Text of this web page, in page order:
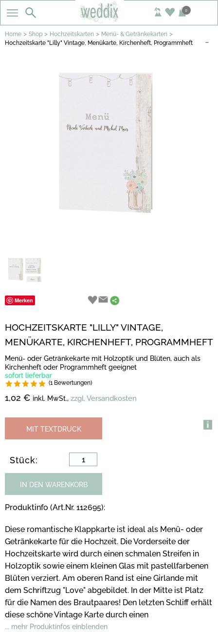
0
Home > Shop > Hochzeitskarten > Menü- & Getränkekarten >
Hochzeitskarte "Lilly" Vintage, Menükarte, Kirchenheft, Programmheft …
Merken
HOCHZEITSKARTE "LILLY" VINTAGE,
MENÜKARTE, KIRCHENHEFT, PROGRAMMHEFT
Menü- oder Getränkekarte mit Holzoptik und Blüten, auch als
Kirchenheft oder Programmheft geeignet
sofort lieferbar
(1 Bewertungen)
1,02 € inkl. MwSt., zzgl. Versandkosten
MIT TEXTDRUCK
Stück:
IN DEN WARENKORB
Produktinfo (Art.Nr. 112695):
Diese romantische Klappkarte ist ideal als Menü- oder
Getränkekarte für die Hochzeit. Die Vorderseite der
Hochzeitskarte wird durch einen schmalen Streifen in
Holzoptik sowie einem kleinen Glas mit pastellfarbenen
Blüten verziert. Am oberen Rand ist eine Girlande mit
dem Schriftzug "Love" abgebildet. In der Mitte ist Platz
für die Namen des Brautpaares! Den letzten Schliff erhält
diese schöne Vintage Karte durch einen
... mehr Produktinfos einblenden